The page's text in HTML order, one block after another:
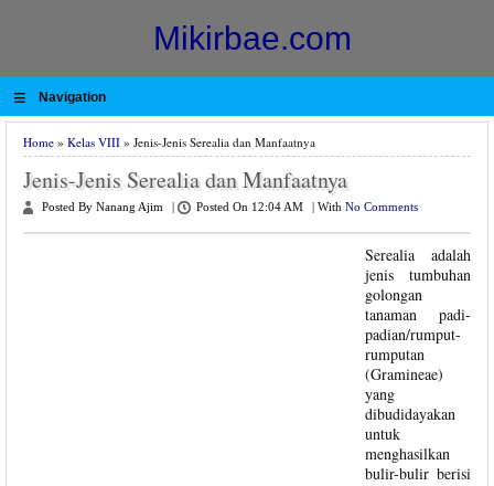
Mikirbae.com
≡ Navigation
Home » Kelas VIII » Jenis-Jenis Serealia dan Manfaatnya
Jenis-Jenis Serealia dan Manfaatnya
Posted By Nanang Ajim Posted On 12:04 AM With No Comments
Serealia adalah
jenis tumbuhan
golongan
tanaman padi-
padian/rumput-
rumputan
(Gramineae)
yang
dibudidayakan
untuk
menghasilkan
bulir-bulir berisi